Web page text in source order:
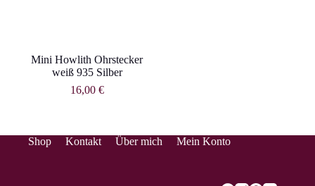
Mini Howlith Ohrstecker
weiß 935 Silber
16,00 €
Shop Kontakt Über mich Mein Konto